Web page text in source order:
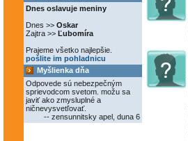
Dnes oslavuje meniny
Dnes >> Oskar
Zajtra >> Ľubomíra
Prajeme všetko najlepšie.
pošlite im pohladnicu
Myšlienka dňa
Odpovede sú nebezpečným
sprievodcom svetom. možu sa
javiť ako zmysluplné a
ničnevysvetľovať.
-- zensunnitsky apel, duna 6